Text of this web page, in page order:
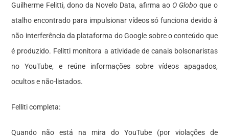
Guilherme Felitti, dono da Novelo Data, afirma ao O Globo que o
atalho encontrado para impulsionar vídeos só funciona devido à
não interferência da plataforma do Google sobre o conteúdo que
é produzido. Felitti monitora a atividade de canais bolsonaristas
no YouTube, e reúne informações sobre vídeos apagados,
ocultos e não-listados.
Felliti completa:
Quando não está na mira do YouTube (por violações de